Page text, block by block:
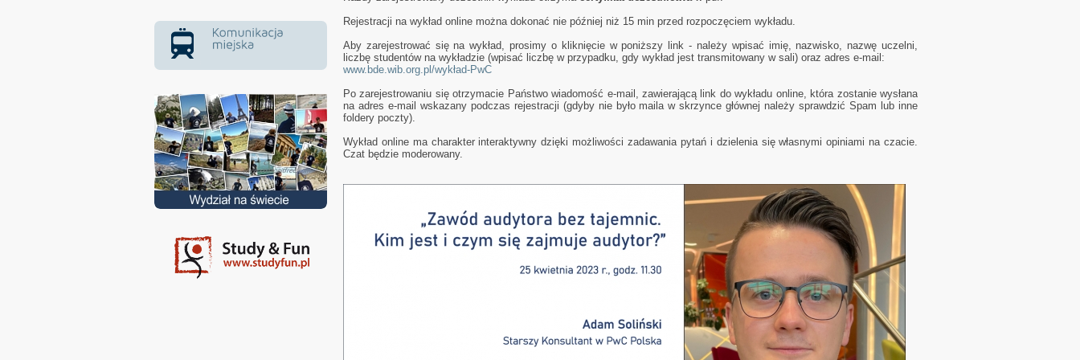
Rejestracji na wykład online można dokonać nie później niż 15 min przed rozpoczęciem wykładu.
Aby zarejestrować się na wykład, prosimy o kliknięcie w poniższy link - należy wpisać imię, nazwisko, nazwę uczelni,
liczbę studentów na wykładzie (wpisać liczbę w przypadku, gdy wykład jest transmitowany w sali) oraz adres e-mail:
www.bde.wib.org.pl/wykład-PwC
Po zarejestrowaniu się otrzymacie Państwo wiadomość e-mail, zawierającą link do wykładu online, która zostanie wysłana
na adres e-mail wskazany podczas rejestracji (gdyby nie było maila w skrzynce głównej należy sprawdzić Spam lub inne
foldery poczty).
Wykład online ma charakter interaktywny dzięki możliwości zadawania pytań i dzielenia się własnymi opiniami na czacie.
Czat będzie moderowany.